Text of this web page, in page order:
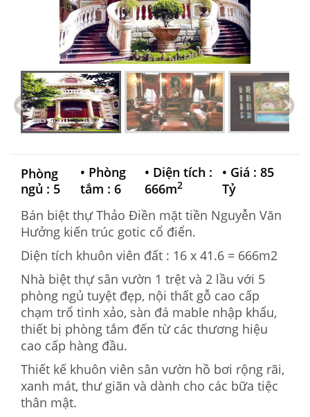
Phòng
ngủ : 5
• Phòng
tắm : 6
• Diện tích :
666m2
• Giá : 85
Tỷ
Bán biệt thự Thảo Điền mặt tiền Nguyễn Văn
Hưởng kiến trúc gotic cổ điển.
Diện tích khuôn viên đất : 16 x 41.6 = 666m2
Nhà biệt thự sân vườn 1 trệt và 2 lầu với 5
phòng ngủ tuyệt đẹp, nội thất gỗ cao cấp
chạm trổ tinh xảo, sàn đá mable nhập khẩu,
thiết bị phòng tắm đến từ các thương hiệu
cao cấp hàng đầu.
Thiết kế khuôn viên sân vườn hồ bơi rộng rãi,
xanh mát, thư giãn và dành cho các bữa tiệc
thân mật.